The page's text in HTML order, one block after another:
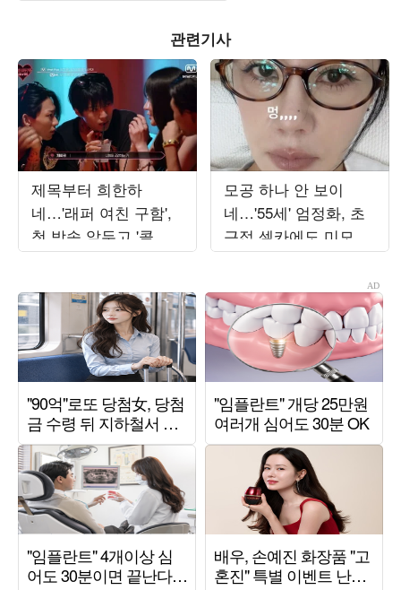
관련기사
제목부터 희한하
네…'래퍼 여친 구함',
첫 방송 앞두고 '콜아
웃 ♥데이트' 현장 공개
모공 하나 안 보이
네…'55세' 엄정화, 초
근접 셀카에도 미모 자
신감 '대폭발'